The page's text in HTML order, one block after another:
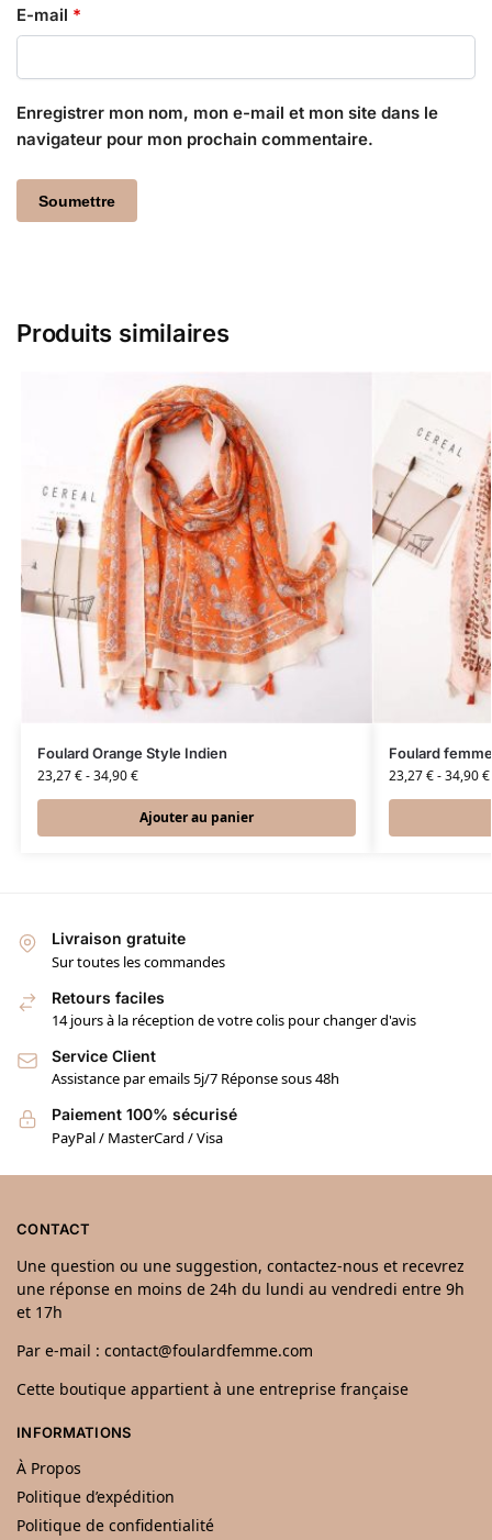
E-mail *
Enregistrer mon nom, mon e-mail et mon site dans le
navigateur pour mon prochain commentaire.
Produits similaires
Foulard Orange Style Indien
23,27€-34,90€
Ajouter au panier
Foulard
23,27€-34,90€
Livraison gratuite
Sur toutes les commandes
Retours faciles
14 jours à la réception de votre colis pour changer d'avis
Service Client
Assistance par emails 5j/7 Réponse sous 48h
Paiement 100% sécurisé
PayPal / MasterCard / Visa
CONTACT
Une question ou une suggestion, contactez-nous et recevrez
une réponse en moins de 24h du lundi au vendredi entre 9h
et 17h
Par e-mail : contact@foulardfemme.com
Cette boutique appartient à une entreprise française
INFORMATIONS
À Propos
Politique d’expédition
Politique de confidentialité